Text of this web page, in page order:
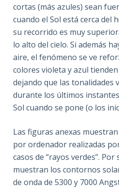
cortas (más azules) sean
cuando el Sol está cerca del
su recorrido es muy
lo alto del cielo. Si además
aire, el fenómeno se ve
colores violeta y azul
dejando que las tonalidades
durante los últimos
Sol cuando se pone (o los
Las figuras anexas
por ordenador realizadas
casos de “rayos verdes”.
muestran los contornos
de onda de 5300 y 7000